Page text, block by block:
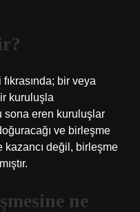
bir veya
kuruluşla
sona eren kuruluşlar
ve birleşme
kazancı değil, birleşme
ne